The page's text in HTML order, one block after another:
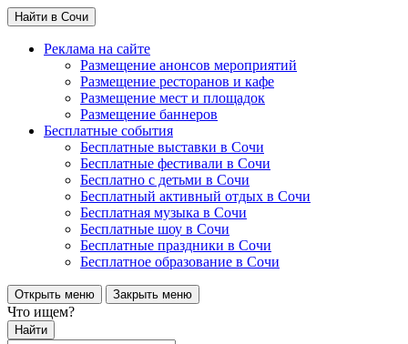
Найти в Сочи
Реклама на сайте
Размещение анонсов мероприятий
Размещение ресторанов и кафе
Размещение мест и площадок
Размещение баннеров
Бесплатные события
Бесплатные выставки в Сочи
Бесплатные фестивали в Сочи
Бесплатно с детьми в Сочи
Бесплатный активный отдых в Сочи
Бесплатная музыка в Сочи
Бесплатные шоу в Сочи
Бесплатные праздники в Сочи
Бесплатное образование в Сочи
Открыть меню Закрыть меню
Что ищем?
Найти